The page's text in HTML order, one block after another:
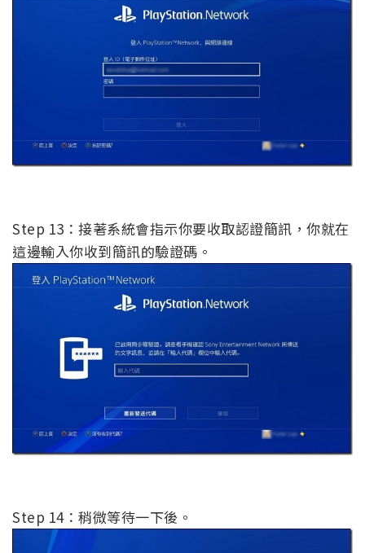
Step 13：接著系統會指示你要收取認證簡訊，你就在
這邊輸入你收到簡訊的驗證碼。
Step 14：稍微等待一下後。